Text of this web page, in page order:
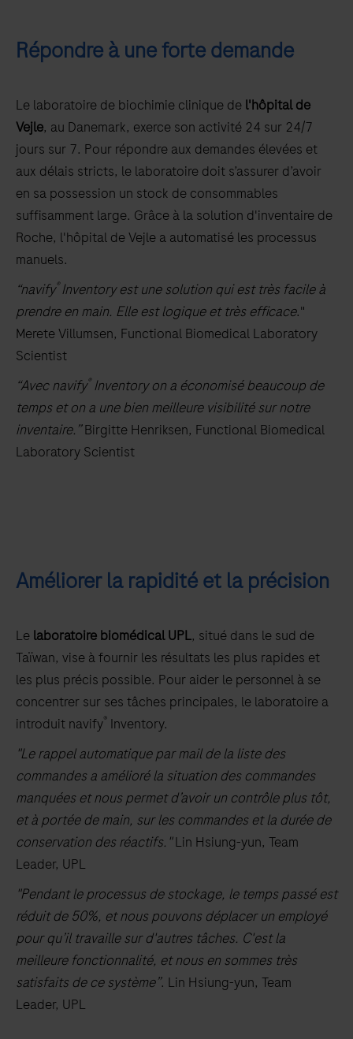
Répondre à une forte demande
Le laboratoire de biochimie clinique de l'hôpital de
Vejle, au Danemark, exerce son activité 24 sur 24/7
jours sur 7. Pour répondre aux demandes élevées et
aux délais stricts, le laboratoire doit s’assurer d’avoir
en sa possession un stock de consommables
suffisamment large. Grâce à la solution d'inventaire de
Roche, l'hôpital de Vejle a automatisé les processus
manuels.
“navify®Inventory est une solution qui est très facile à
prendre en main. Elle est logique et très efficace."
Merete Villumsen, Functional Biomedical Laboratory
Scientist
“Avec navify®Inventory on a économisé beaucoup de
temps et on a une bien meilleure visibilité sur notre
inventaire.”Birgitte Henriksen, Functional Biomedical
Laboratory Scientist
Améliorer la rapidité et la précision
Le laboratoire biomédical UPL, situé dans le sud de
Taïwan, vise à fournir les résultats les plus rapides et
les plus précis possible. Pour aider le personnel à se
concentrer sur ses tâches principales, le laboratoire a
introduit navify® Inventory.
"Le rappel automatique par mail de la liste des
commandes a amélioré la situation des commandes
manquées et nous permet d’avoir un contrôle plus tôt,
et à portée de main, sur les commandes et la durée de
conservation des réactifs."Lin Hsiung-yun, Team
Leader, UPL
"Pendant le processus de stockage, le temps passé est
réduit de 50%, et nous pouvons déplacer un employé
pour qu’il travaille sur d'autres tâches. C'est la
meilleure fonctionnalité, et nous en sommes très
satisfaits de ce système”. Lin Hsiung-yun, Team
Leader, UPL